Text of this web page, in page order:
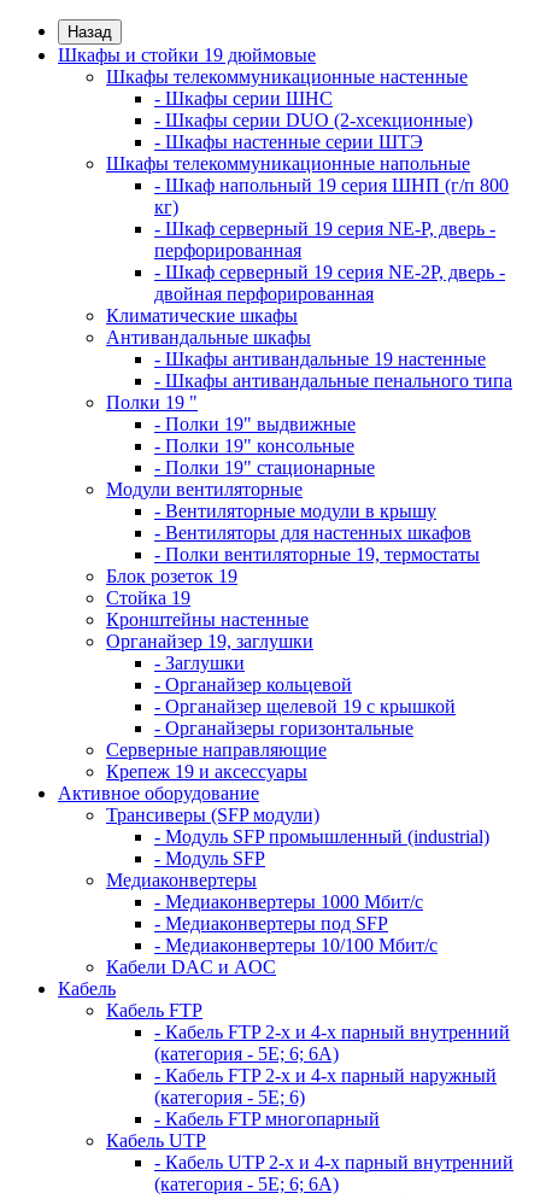
Назад
Шкафы и стойки 19 дюймовые
Шкафы телекоммуникационные настенные
- Шкафы серии ШНС
- Шкафы серии DUO (2-хсекционные)
- Шкафы настенные серии ШТЭ
Шкафы телекоммуникационные напольные
- Шкаф напольный 19 серия ШНП (г/п 800
кг)
- Шкаф серверный 19 серия NE-P, дверь -
перфорированная
- Шкаф серверный 19 серия NE-2P, дверь -
двойная перфорированная
Климатические шкафы
Антивандальные шкафы
- Шкафы антивандальные 19 настенные
- Шкафы антивандальные пенального типа
Полки 19 "
- Полки 19" выдвижные
- Полки 19" консольные
- Полки 19" стационарные
Модули вентиляторные
- Вентиляторные модули в крышу
- Вентиляторы для настенных шкафов
- Полки вентиляторные 19, термостаты
Блок розеток 19
Стойка 19
Кронштейны настенные
Органайзер 19, заглушки
- Заглушки
- Органайзер кольцевой
- Органайзер щелевой 19 с крышкой
- Органайзеры горизонтальные
Серверные направляющие
Крепеж 19 и аксессуары
Активное оборудование
Трансиверы (SFP модули)
- Модуль SFP промышленный (industrial)
- Модуль SFP
Медиаконвертеры
- Медиаконвертеры 1000 Мбит/с
- Медиаконвертеры под SFP
- Медиаконвертеры 10/100 Мбит/с
Кабели DAC и AOC
Кабель
Кабель FTP
- Кабель FTP 2-х и 4-х парный внутренний
(категория - 5Е; 6; 6А)
- Кабель FTP 2-х и 4-х парный наружный
(категория - 5Е; 6)
- Кабель FTP многопарный
Кабель UTP
- Кабель UTP 2-х и 4-х парный внутренний
(категория - 5Е; 6; 6А)